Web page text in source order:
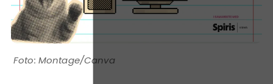
Montage/Canva